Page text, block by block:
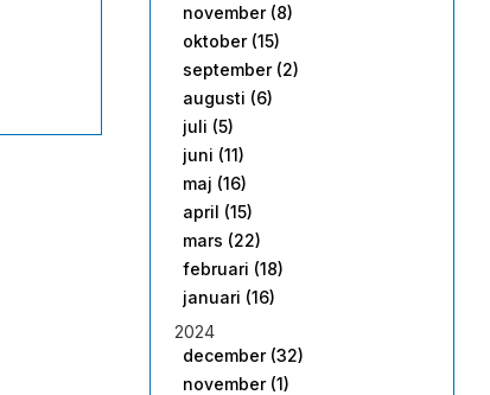
november (8)
oktober (15)
september (2)
augusti (6)
juli (5)
juni (11)
maj (16)
april (15)
mars (22)
februari (18)
januari (16)
2024
december (32)
november (1)